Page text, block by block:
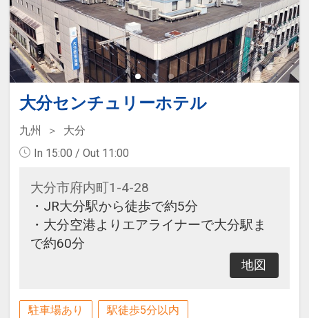
大分センチュリーホテル
九州
大分
In 15:00 / Out 11:00
大分市府内町1-4-28
・JR大分駅から徒歩で約5分
・大分空港よりエアライナーで大分駅ま
で約60分
地図
駐車場あり 駅徒歩5分以内